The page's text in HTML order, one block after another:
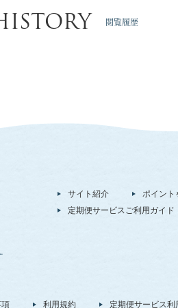
閲覧履歴
サイト紹介 ポイント
定期便サービスご利用ガイド
利用規約 定期便サービス利